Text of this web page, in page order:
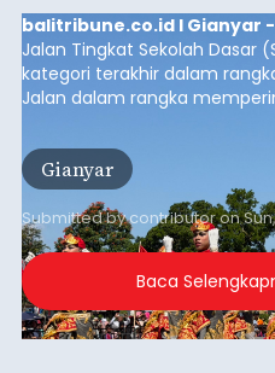
balitribune.co.id I Gianyar -
Jalan Tingkat Sekolah Dasar
kategori terakhir dalam
Jalan dalam rangka
Tahun (HUT) ke-81
Indonesia Tahun 2026 di
Gianyar
Submitted bycontributoron
Baca